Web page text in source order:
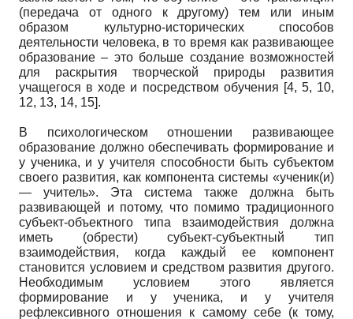
(передача от одного к другому) тем или иным
образом культурно-исторических способов
деятельности человека, в то время как развивающее
образование – это больше создание возможностей
для раскрытия творческой природы развития
учащегося в ходе и посредством обучения [4, 5, 10,
12, 13, 14, 15].
В психологическом отношении развивающее
образование должно обеспечивать формирование и
у ученика, и у учителя способности быть субъектом
своего развития, как компонента системы «ученик(и)
— учитель». Эта система также должна быть
развивающей и потому, что помимо традиционного
субъект-объектного типа взаимодействия должна
иметь (обрести) субъект-субъектный тип
взаимодействия, когда каждый ее компонент
становится условием и средством развития другого.
Необходимым условием этого является
формирование и у ученика, и у учителя
рефлексивного отношения к самому себе (к тому,